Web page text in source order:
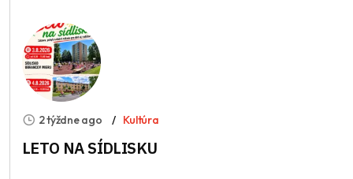
2 týždne ago Kultúra
LETO NA SÍDLISKU